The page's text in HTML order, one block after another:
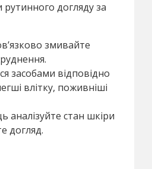
догляду за
змивайте
засобами відповідно
влітку, поживніші
аналізуйте стан шкіри
догляд.